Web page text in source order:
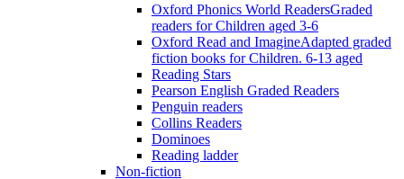
Oxford Phonics World ReadersGraded
readers for Children aged 3-6
Oxford Read and ImagineAdapted graded
fiction books for Children. 6-13 aged
Reading Stars
Pearson English Graded Readers
Penguin readers
Collins Readers
Dominoes
Reading ladder
Non-fiction